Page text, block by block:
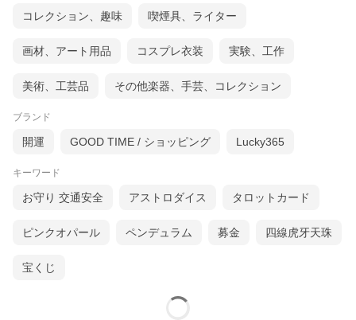
コレクション、趣味 喫煙具、ライター
画材、アート用品 コスプレ衣装 実験、工作
美術、工芸品 その他楽器、手芸、コレクション
ブランド
開運 GOOD TIME / ショッピング Lucky365
キーワード
お守り 交通安全 アストロダイス タロットカード
ピンクオパール ペンデュラム 募金 四線虎牙天珠
宝くじ